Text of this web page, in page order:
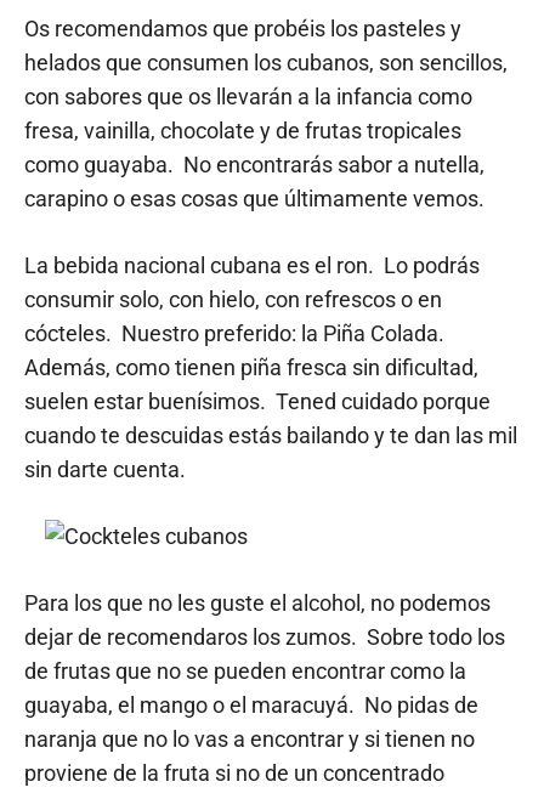
Os recomendamos que probéis los pasteles y
helados que consumen los cubanos, son sencillos,
con sabores que os llevarán a la infancia como
fresa, vainilla, chocolate y de frutas tropicales
como guayaba. No encontrarás sabor a nutella,
carapino o esas cosas que últimamente vemos.
La bebida nacional cubana es el ron. Lo podrás
consumir solo, con hielo, con refrescos o en
cócteles. Nuestro preferido: la Piña Colada.
Además, como tienen piña fresca sin dificultad,
suelen estar buenísimos. Tened cuidado porque
cuando te descuidas estás bailando y te dan las mil
sin darte cuenta.
Para los que no les guste el alcohol, no podemos
dejar de recomendaros los zumos. Sobre todo los
de frutas que no se pueden encontrar como la
guayaba, el mango o el maracuyá. No pidas de
naranja que no lo vas a encontrar y si tienen no
proviene de la fruta si no de un concentrado